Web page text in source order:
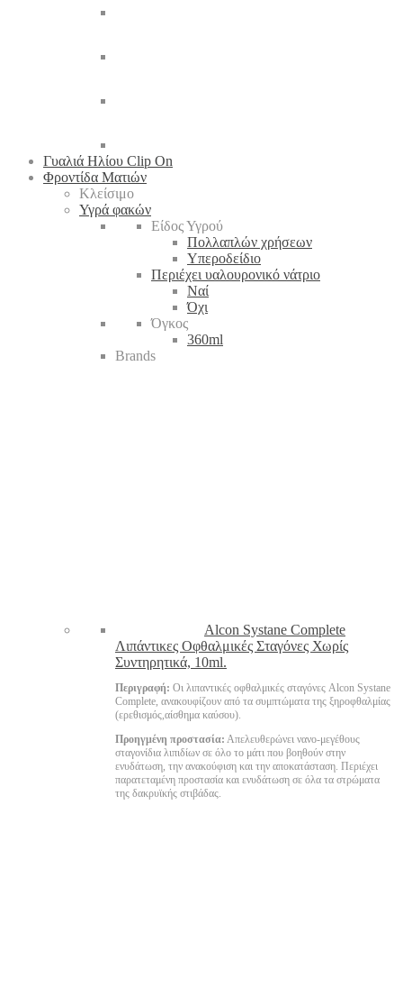
Γυαλιά Ηλίου Clip On
Φροντίδα Ματιών
Κλείσιμο
Υγρά φακών
Είδος Υγρού
Πολλαπλών χρήσεων
Υπεροδείδιο
Περιέχει υαλουρονικό νάτριο
Ναί
Όχι
Όγκος
360ml
Brands
Alcon Systane Complete
Λιπάντικες Οφθαλμικές Σταγόνες Χωρίς
Συντηρητικά, 10ml.
Περιγραφή: Οι λιπαντικές οφθαλμικές σταγόνες Alcon Systane
Complete, ανακουφίζουν από τα συμπτώματα της ξηροφθαλμίας
(ερεθισμός,αίσθημα καύσου).
Προηγμένη προστασία: Απελευθερώνει νανο-μεγέθους
σταγονίδια λιπιδίων σε όλο το μάτι που βοηθούν στην
ενυδάτωση, την ανακούφιση και την αποκατάσταση. Περιέχει
παρατεταμένη προστασία και ενυδάτωση σε όλα τα στρώματα
της δακρυϊκής στιβάδας.